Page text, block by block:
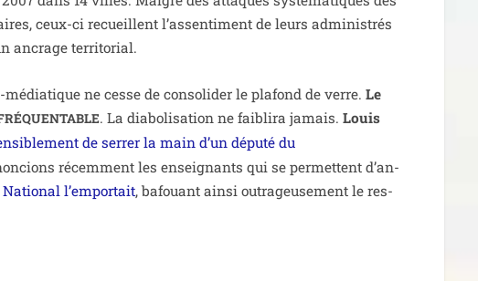
ceux-ci recueillent l’as­sen­ti­ment de leurs admi­nis­trés
ancrage territorial.
ne cesse de conso­li­der le pla­fond de verre.Le
. La dia­bo­li­sa­tion ne fai­bli­ra jamais.Louis
de ser­rer la main d’un dépu­té du
récem­ment les ensei­gnants qui se per­mettent d’an­
l’emportait, bafouant ain­si outra­geu­se­ment le res­